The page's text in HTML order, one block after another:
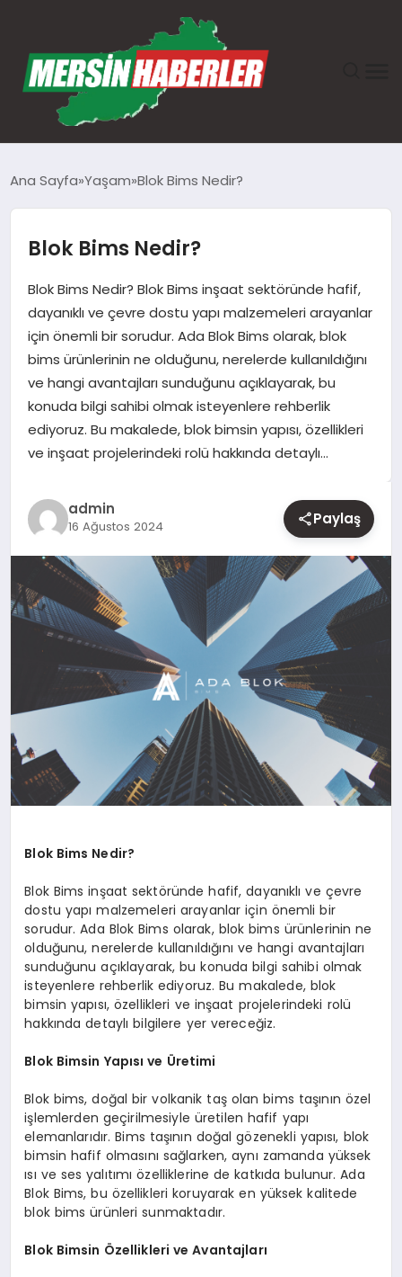
GÜNDEM
EKONOMI
SAĞLIK
TEKNOLOJI
SPOR
YAŞAM
Ana Sayfa Yaşam Blok Bims Nedir?
Blok Bims Nedir?
Blok Bims Nedir? Blok Bims inşaat sektöründe hafif,
dayanıklı ve çevre dostu yapı malzemeleri arayanlar
için önemli bir sorudur. Ada Blok Bims olarak, blok
bims ürünlerinin ne olduğunu, nerelerde kullanıldığını
ve hangi avantajları sunduğunu açıklayarak, bu
konuda bilgi sahibi olmak isteyenlere rehberlik
ediyoruz. Bu makalede, blok bimsin yapısı, özellikleri
ve inşaat projelerindeki rolü hakkında detaylı…
admin
16 Ağustos 2024 Paylaş
Blok Bims Nedir?
Blok Bims inşaat sektöründe hafif, dayanıklı ve çevre
dostu yapı malzemeleri arayanlar için önemli bir
sorudur. Ada Blok Bims olarak, blok bims ürünlerinin ne
olduğunu, nerelerde kullanıldığını ve hangi avantajları
sunduğunu açıklayarak, bu konuda bilgi sahibi olmak
isteyenlere rehberlik ediyoruz. Bu makalede, blok
bimsin yapısı, özellikleri ve inşaat projelerindeki rolü
hakkında detaylı bilgilere yer vereceğiz.
Blok Bimsin Yapısı ve Üretimi
Blok bims, doğal bir volkanik taş olan bims taşının özel
işlemlerden geçirilmesiyle üretilen hafif yapı
elemanlarıdır. Bims taşının doğal gözenekli yapısı, blok
bimsin hafif olmasını sağlarken, aynı zamanda yüksek
ısı ve ses yalıtımı özelliklerine de katkıda bulunur. Ada
Blok Bims, bu özellikleri koruyarak en yüksek kalitede
blok bims ürünleri sunmaktadır.
Blok Bimsin Özellikleri ve Avantajları